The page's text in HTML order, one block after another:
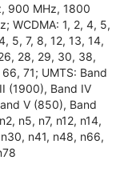
900 MHz, 1800
WCDMA: 1, 2, 4, 5,
5, 7, 8, 12, 13, 14,
28, 29, 30, 38,
71; UMTS: Band
(1900), Band IV
V (850), Band
n5, n7, n12, n14,
n41, n48, n66,